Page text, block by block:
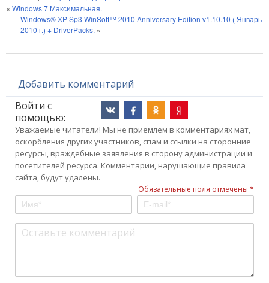
« Windows 7 Максимальная.
Windows® XP Sp3 WinSoft™ 2010 Anniversary Edition v1.10.10 ( Январь
2010 г.) + DriverPacks. »
Добавить комментарий
Войти с
помощью:
Уважаемые читатели! Мы не приемлем в комментариях мат,
оскорбления других участников, спам и ссылки на сторонние
ресурсы, враждебные заявления в сторону администрации и
посетителей ресурса. Комментарии, нарушающие правила
сайта, будут удалены.
Обязательные поля отмечены *